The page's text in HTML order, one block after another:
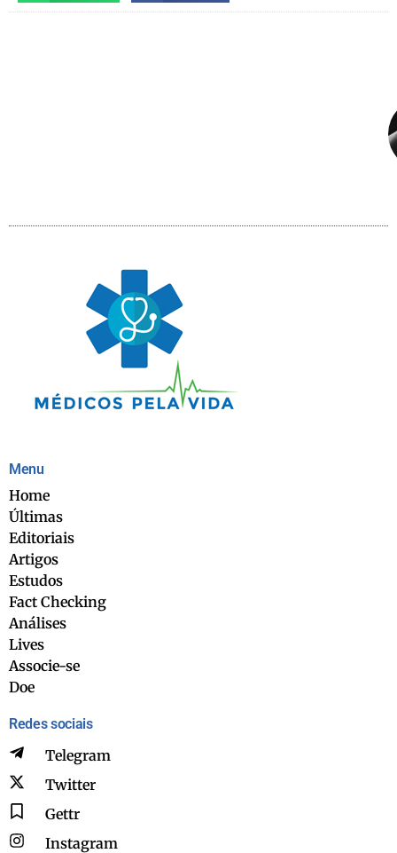
Menu
Home
Últimas
Editoriais
Artigos
Estudos
Fact Checking
Análises
Lives
Associe-se
Doe
Redes sociais
Telegram
Twitter
Gettr
Instagram